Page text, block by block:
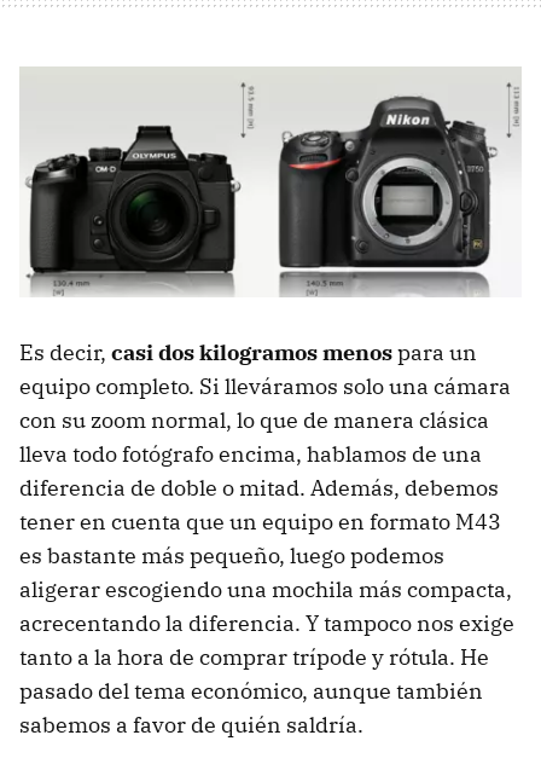
Es decir, casi dos kilogramos menospara un
equipo completo. Si lleváramos solo una cámara
con su zoom normal, lo que de manera clásica
lleva todo fotógrafo encima, hablamos de una
diferencia de doble o mitad. Además, debemos
tener en cuenta que un equipo en formato M43
es bastante más pequeño, luego podemos
aligerar escogiendo una mochila más compacta,
acrecentando la diferencia. Y tampoco nos exige
tanto a la hora de comprar trípode y rótula. He
pasado del tema económico, aunque también
sabemos a favor de quién saldría.